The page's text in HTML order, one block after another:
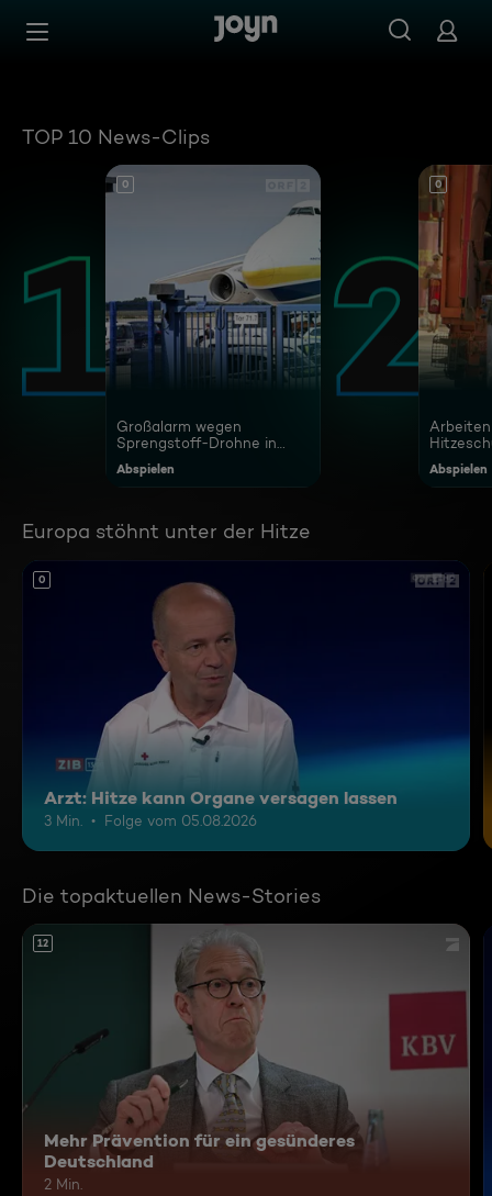
Zum Inhalt springen
TOP 10 News-Clips
0
Großalarm wegen
Sprengstoff-Drohne in
Abspielen
0
Abspielen
Europa stöhnt unter der Hitze
0
Arzt: Hitze kann Organe versagen lassen
3 Min. Folge vom 05.08.2026
Die topaktuellen News-Stories
12
Mehr Prävention für ein gesünderes
Deutschland
2 Min.